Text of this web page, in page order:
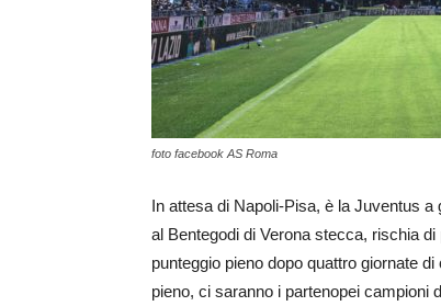
foto facebook AS Roma
In attesa di Napoli-Pisa, è la Juventus
al Bentegodi di Verona stecca, rischia
punteggio pieno dopo quattro giornate
pieno, ci saranno i partenopei campioni